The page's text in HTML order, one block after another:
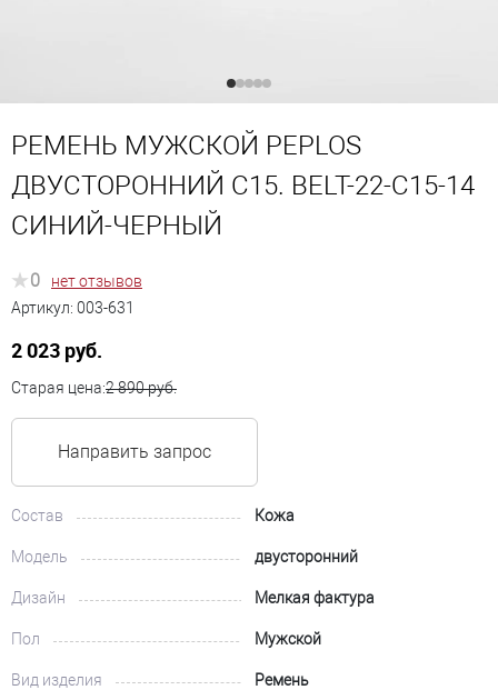
РЕМЕНЬ МУЖСКОЙ PEPLOS
ДВУСТОРОННИЙ C15. BELT-22-C15-14
СИНИЙ-ЧЕРНЫЙ
0
нет отзывов
Артикул: 003-631
2 023 руб.
Старая цена:2 890 руб.
Направить запрос
Состав Кожа
Модель двусторонний
Дизайн Мелкая фактура
Пол Мужской
Вид изделия Ремень